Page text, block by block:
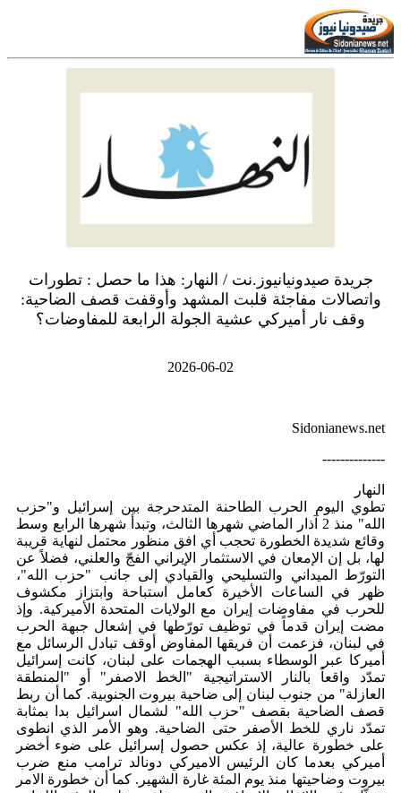
جريدة صيدونيانيوز.نت / النهار: هذا ما حصل : تطورات
واتصالات مفاجئة قلبت المشهد وأوقفت قصف الضاحية:
وقف نار أميركي عشية الجولة الرابعة للمفاوضات؟
2026-06-02
Sidonianews.net
--------------
النهار
تطوي اليوم الحرب الطاحنة المتدحرجة بين إسرائيل و"حزب
الله" منذ 2 آذار الماضي شهرها الثالث، وتبدأ شهرها الرابع وسط
وقائع شديدة الخطورة تحجب أي افق منظور محتمل لنهاية قريبة
لها، بل إن الإمعان في الاستثمار الإيراني الفجّ والعلني، فضلاً عن
التورّط الميداني والتسليحي والقيادي إلى جانب "حزب الله"،
ظهر في الساعات الأخيرة كعامل استباحة وابتزاز مكشوف
للحرب في مفاوضات إيران مع الولايات المتحدة الأميركية. وإذ
مضت إيران قدماً في توظيف تورّطها في إشعال جبهة الحرب
في لبنان، فزعمت أن فريقها المفاوض أوقف تبادل الرسائل مع
أميركا عبر الوسطاء بسبب الهجمات على لبنان، كانت إسرائيل
تمدّد واقعاً بالنار الاستراتيجية "الخط الاصفر" أو "المنطقة
العازلة" من جنوب لبنان إلى ضاحية بيروت الجنوبية. كما أن ربط
قصف الضاحية بقصف "حزب الله" لشمال اسرائيل بدا بمثابة
تمدّد ناري للخط الأصفر حتى الضاحية. وهو الأمر الذي انطوى
على خطورة عالية، إذ عكس حصول إسرائيل على ضوء أخضر
أميركي بعدما كان الرئيس الاميركي دونالد ترامب منع ضرب
بيروت وضاحيتها منذ يوم المئة غارة الشهير. كما أن خطورة الامر